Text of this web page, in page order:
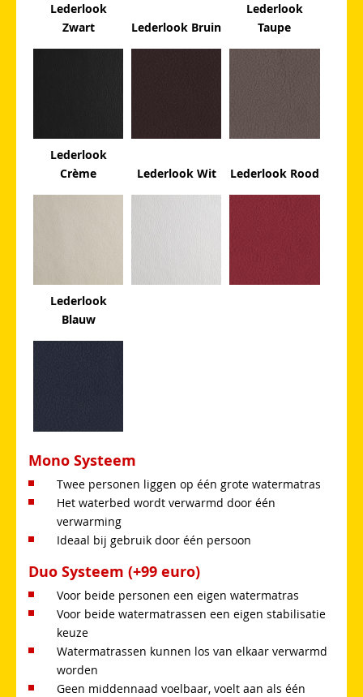
Lederlook
Zwart
Lederlook Bruin
Lederlook
Taupe
Lederlook
Crème
Lederlook Wit Lederlook Rood
Lederlook
Blauw
Mono Systeem
Twee personen liggen op één grote watermatras
Het waterbed wordt verwarmd door één
verwarming
Ideaal bij gebruik door één persoon
Duo Systeem (+99 euro)
Voor beide personen een eigen watermatras
Voor beide watermatrassen een eigen stabilisatie
keuze
Watermatrassen kunnen los van elkaar verwarmd
worden
Geen middennaad voelbaar, voelt aan als één